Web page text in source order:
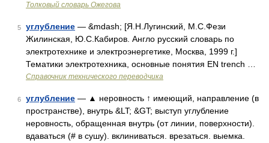
Толковый словарь Ожегова
5 углубление — &mdash; [Я.Н.Лугинский, М.С.Фези
Жилинская, Ю.С.Кабиров. Англо русский словарь по
электротехнике и электроэнергетике, Москва, 1999 г.]
Тематики электротехника, основные понятия EN trench …
Справочник технического переводчика
6 углубление — ▲ неровность ↑ имеющий, направление (в
пространстве), внутрь &LT; &GT; выступ углубление
неровность, обращенная внутрь (от линии, поверхности).
вдаваться (# в сушу). вклиниваться. врезаться. выемка.